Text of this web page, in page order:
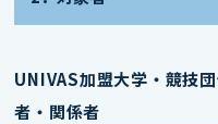
UNIVAS加盟大学・競技
者・関係者